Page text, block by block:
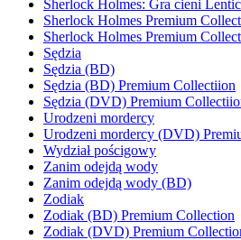
Sherlock Holmes: Gra cieni
Sherlock Holmes Premium
Sherlock Holmes Premium
Sędzia
Sędzia (BD)
Sędzia (BD) Premium Collectiion
Sędzia (DVD) Premium
Urodzeni mordercy
Urodzeni mordercy (DVD)
Wydział pościgowy
Zanim odejdą wody
Zanim odejdą wody (BD)
Zodiak
Zodiak (BD) Premium Collection
Zodiak (DVD) Premium